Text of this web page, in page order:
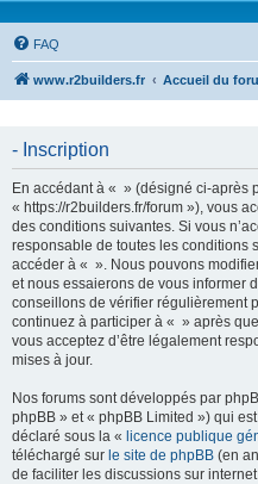
FAQ
www.r2builders.fr Accueil du
- Inscription
En accédant à « » (désigné ci-après
« https://r2builders.fr/forum »), vous
des conditions suivantes. Si vous
responsable de toutes les conditions
accéder à « ». Nous pouvons
et nous essaierons de vous informer
conseillons de vérifier régulièrement
continuez à participer à « » après
vous acceptez d’être légalement
mises à jour.
Nos forums sont développés par
phpBB » et « phpBB Limited ») qui
déclaré sous la « licence publique
téléchargé sur le site de phpBB (en
de faciliter les discussions sur